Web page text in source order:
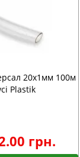
20х1мм 100м
Plastik
грн.